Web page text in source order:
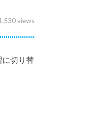
views
に切り替